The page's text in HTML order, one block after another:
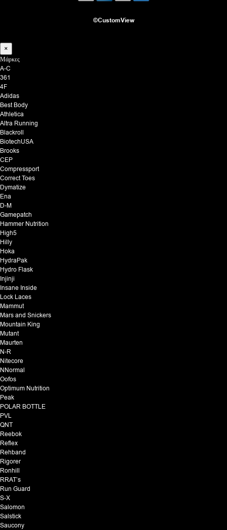
©CustomView
×
Μάρκες
A-C
361
4F
Adidas
Best Body
Athletica
Altra Running
Blackroll
BiotechUSA
Brooks
CEP
Compressport
Correct Toes
Dymatize
Ena
D-M
Gamepatch
Hammer Nutrition
High5
Hilly
Hoka
HydraPak
Hydro Flask
Injinji
Insane Inside
Lock Laces
Mammut
Mars and Snickers
Mountain King
Mutant
Maurten
N-R
Nitecore
NNormal
Oofos
Optimum Nutrition
Peak
POLAR BOTTLE
PVL
QNT
Reebok
Reflex
Rehband
Rigorer
Ronhill
RRAT’s
Run Guard
S-X
Salomon
Salstick
Saucony